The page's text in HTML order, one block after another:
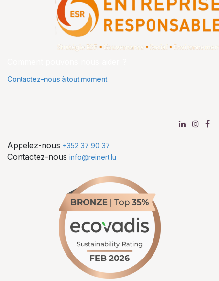
Contactez-nous à tout moment
Appelez-nous +352 37 90 37
Contactez-nous info@reinert.lu